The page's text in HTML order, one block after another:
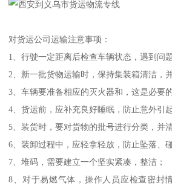
对货运公司运输注意事项：
1、行驶一定距离后检查车辆状态，遇到问
2、新一批货物运输时，保持集装箱清洁，
3、车辆要准备相应的灭火器和，这是必要
4、货运前，应补充良好睡眠，防止意外引
5、装货时，要对货物的批号进行分类，并
6、装卸过程中，应轻拿轻放，防止坠落、
7、堆码，需要建立一个坚实紧凑，整洁；
8、对于易燃气体，操作人员应检查密封